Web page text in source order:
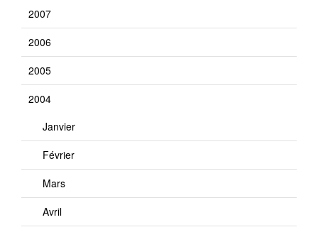
2007
2006
2005
2004
Janvier
Février
Mars
Avril